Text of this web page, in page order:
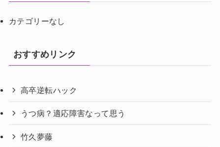
カテゴリーなし
おすすめリンク
高卒逆転ハック
うつ病？適応障害なって思う
竹久夢藤